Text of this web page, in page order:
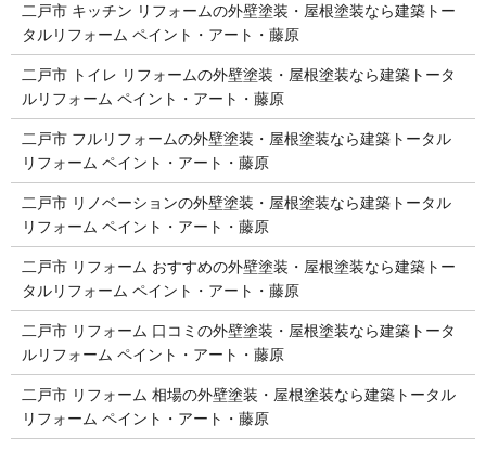
二戸市 キッチン リフォームの外壁塗装・屋根塗装なら建築トー
タルリフォーム ペイント・アート・藤原
二戸市 トイレ リフォームの外壁塗装・屋根塗装なら建築トータ
ルリフォーム ペイント・アート・藤原
二戸市 フルリフォームの外壁塗装・屋根塗装なら建築トータル
リフォーム ペイント・アート・藤原
二戸市 リノベーションの外壁塗装・屋根塗装なら建築トータル
リフォーム ペイント・アート・藤原
二戸市 リフォーム おすすめの外壁塗装・屋根塗装なら建築トー
タルリフォーム ペイント・アート・藤原
二戸市 リフォーム 口コミの外壁塗装・屋根塗装なら建築トータ
ルリフォーム ペイント・アート・藤原
二戸市 リフォーム 相場の外壁塗装・屋根塗装なら建築トータル
リフォーム ペイント・アート・藤原